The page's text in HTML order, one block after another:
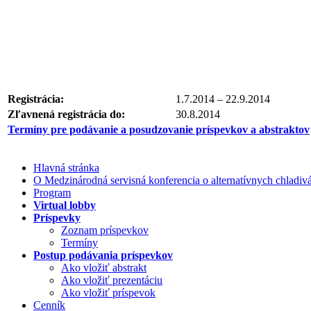
Registrácia:
1.7.2014 – 22.9.2014
Zľavnená registrácia do:
30.8.2014
Termíny pre podávanie a posudzovanie príspevkov a abstraktov
Hlavná stránka
O Medzinárodná servisná konferencia o alternatívnych
Program
Virtual lobby
Príspevky
Zoznam príspevkov
Termíny
Postup podávania príspevkov
Ako vložiť abstrakt
Ako vložiť prezentáciu
Ako vložiť príspevok
Cenník